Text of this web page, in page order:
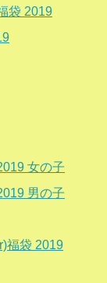
袋 2019
女の子
男の子
福袋 2019